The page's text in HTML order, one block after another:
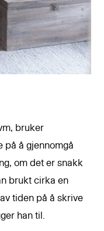
bruker
på å gjennomgå
om det er snakk
brukt cirka en
tiden på å skrive
han til.